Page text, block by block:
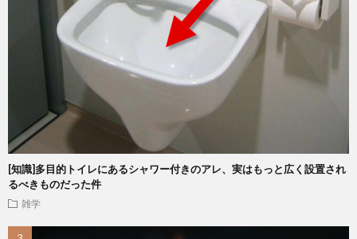
[知識]多目的トイレにあるシャワー付きのアレ、実はもっと広く設置され
るべきものだった件
雑学